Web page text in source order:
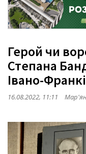
Герой чи
Степана
Івано-
16.08.2022, 11:11